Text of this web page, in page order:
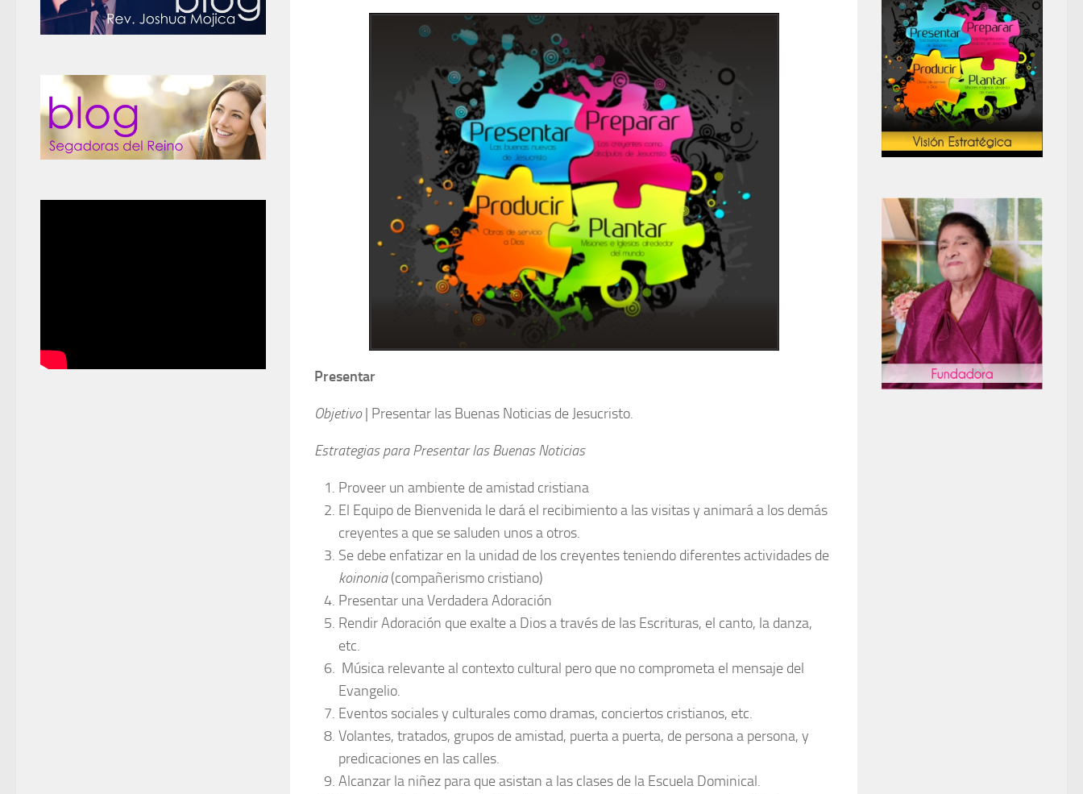
Presentar
Objetivo| Presentar las Buenas Noticias de Jesucristo.
Estrategias para Presentar las Buenas Noticias
Proveer un ambiente de amistad cristiana
El Equipo de Bienvenida le dará el recibimiento a las visitas y animará a los demás
creyentes a que se saluden unos a otros.
Se debe enfatizar en la unidad de los creyentes teniendo diferentes actividades de
koinonia(compañerismo cristiano)
Presentar una Verdadera Adoración
Rendir Adoración que exalte a Dios a través de las Escrituras, el canto, la danza,
etc.
Música relevante al contexto cultural pero que no comprometa el mensaje del
Evangelio.
Eventos sociales y culturales como dramas, conciertos cristianos, etc.
Volantes, tratados, grupos de amistad, puerta a puerta, de persona a persona, y
predicaciones en las calles.
Alcanzar la niñez para que asistan a las clases de la Escuela Dominical.